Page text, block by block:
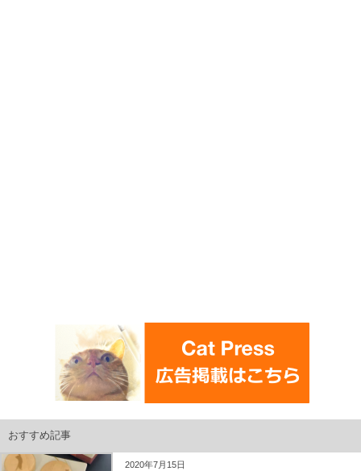
おすすめ記事
2020年7月15日